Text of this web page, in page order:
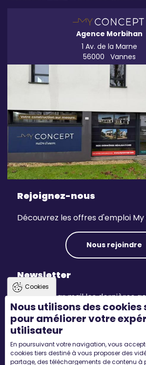
Agence Morbihan
1 Av. de la Marne
56000
Vannes
Rejoignez-nous
Découvrez les offres d'emploi
Nous rejoindre
Newsletter
Recevez par mail les dernières
S'inscrire
Suivez-nous
Cookies
Nous utilisons des cookies
pour améliorer votre
utilisateur
En poursuivant votre navigation, vous
cookies tiers destiné à vous proposer des
partage, des téléchargements de contenu à